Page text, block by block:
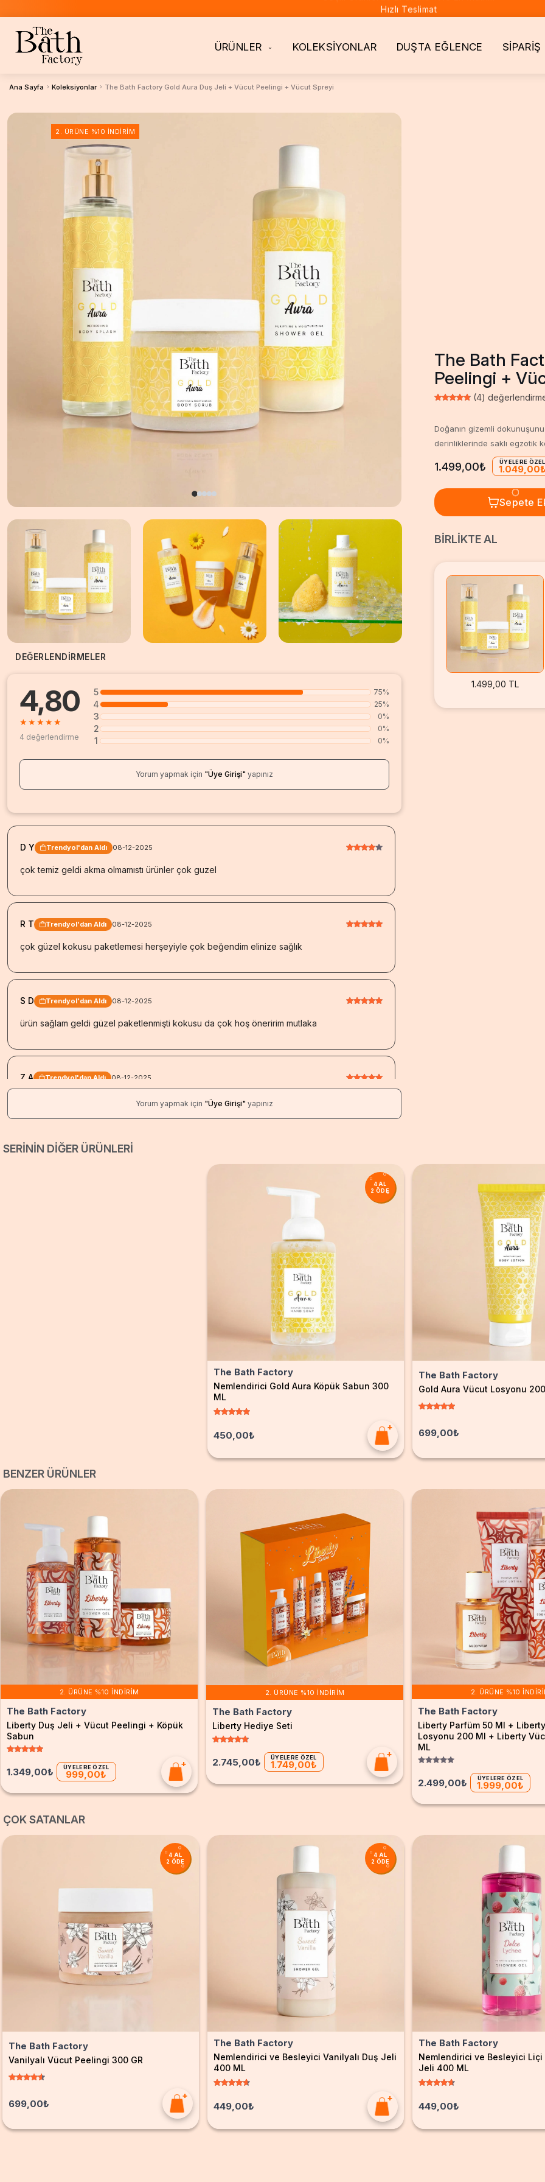
Hızlı Teslimat
ÜRÜNLER KOLEKSİYONLAR DUŞTA EĞLENCE
Ana Sayfa Koleksiyonlar The Bath Factory Gold Aura Duş Jeli + Vücut Peelingi + Vücut Spreyi
2. ÜRÜNE %10 İNDIRIM
D Y Trendyol'dan Aldı 08-12-2025
çok temiz geldi akma olmamıstı ürünler çok guzel
R T Trendyol'dan Aldı 08-12-2025
çok güzel kokusu paketlemesi herşeyiyle çok beğendim elinize sağlık
S D Trendyol'dan Aldı 08-12-2025
ürün sağlam geldi güzel paketlenmişti kokusu da çok hoş öneririm mutlaka
Z A Trendyol'dan Aldı 08-12-2025
DEĞERLENDİRMELER
4,80
★★★★★
4 değerlendirme
5 75%
4 25%
3 0%
2 0%
1 0%
Yorum yapmak için "Üye Girişi" yapınız
Yorum yapmak için "Üye Girişi" yapınız
The Bath
Peelingi +
(4)
Doğanın gizemli
derinliklerinde saklı egzotik
1.499,00₺ ÜYELERE ÖZEL
Sepete
BIRLIKTE AL
1.499,00 TL
SERININ DIĞER ÜRÜNLERI
4 AL
2 ÖDE
The Bath Factory
Nemlendirici Gold Aura Köpük Sabun 300
ML
450,00₺
The Bath Factory
Gold Aura Vücut Losyonu
699,00₺
BENZER ÜRÜNLER
2. ÜRÜNE %10 İNDIRIM
The Bath Factory
Liberty Duş Jeli + Vücut Peelingi + Köpük
Sabun
1.349,00₺ ÜYELERE ÖZEL
999,00₺
2. ÜRÜNE %10 İNDIRIM
The Bath Factory
Liberty Hediye Seti
2.745,00₺ ÜYELERE ÖZEL
1.749,00₺
2. ÜRÜNE %10
The Bath Factory
Liberty Parfüm 50 Ml +
Losyonu 200 Ml + Liberty
ML
2.499,00₺ ÜYELERE ÖZEL
1.999,00₺
ÇOK SATANLAR
4 AL
2 ÖDE
The Bath Factory
Vanilyalı Vücut Peelingi 300 GR
699,00₺
4 AL
2 ÖDE
The Bath Factory
Nemlendirici ve Besleyici Vanilyalı Duş Jeli
400 ML
449,00₺
The Bath Factory
Nemlendirici ve Besleyici Liçi
Jeli 400 ML
449,00₺